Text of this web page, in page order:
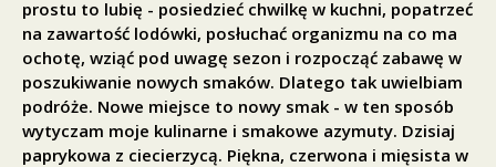
prostu to lubię - posiedzieć chwilkę w kuchni, popatrzeć
na zawartość lodówki, posłuchać organizmu na co ma
ochotę, wziąć pod uwagę sezon i rozpocząć zabawę w
poszukiwanie nowych smaków. Dlatego tak uwielbiam
podróże. Nowe miejsce to nowy smak - w ten sposób
wytyczam moje kulinarne i smakowe azymuty. Dzisiaj
paprykowa z ciecierzycą. Piękna, czerwona i mięsista w